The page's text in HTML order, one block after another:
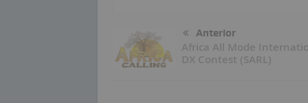
Anterior
Africa All Mode
DX Contest (SARL)